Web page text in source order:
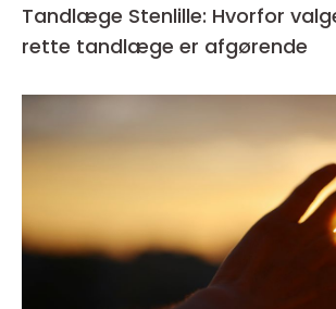
Tandlæge Stenlille: Hvorfor
rette tandlæge er afgørende